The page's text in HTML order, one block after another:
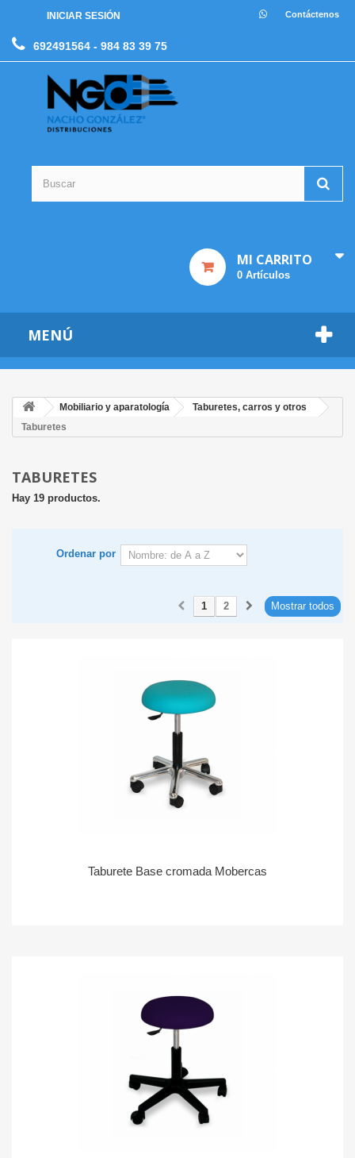
INICIAR SESIÓN Contáctenos
692491564 - 984 83 39 75
MI CARRITO
0 Artículos
MENÚ
Mobiliario y aparatología
Taburetes, carros y otros
Taburetes
TABURETES
Hay 19 productos.
Ordenar por
Mostrar todos
1 2
Taburete Base cromada Mobercas